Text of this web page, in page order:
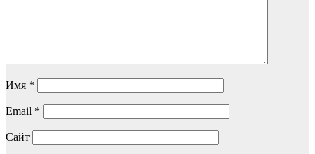
Имя *
Email *
Сайт